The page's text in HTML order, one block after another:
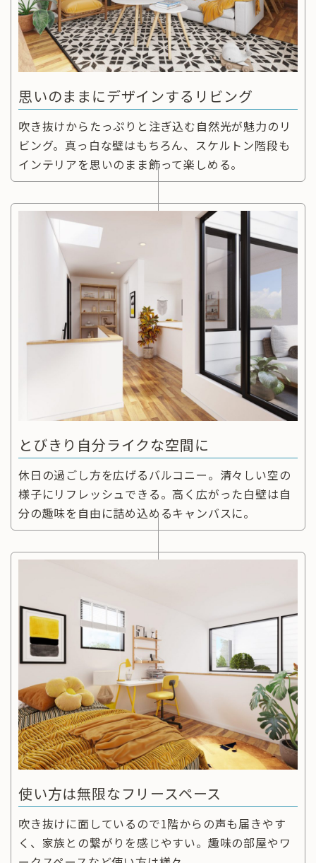
思いのままにデザインするリビング
吹き抜けからたっぷりと注ぎ込む自然光が魅力のリ
ビング。真っ白な壁はもちろん、スケルトン階段も
インテリアを思いのまま飾って楽しめる。
とびきり自分ライクな空間に
休日の過ごし方を広げるバルコニー。清々しい空の
様子にリフレッシュできる。高く広がった白壁は自
分の趣味を自由に詰め込めるキャンバスに。
使い方は無限なフリースペース
吹き抜けに面しているので1階からの声も届きやす
く、家族との繋がりを感じやすい。趣味の部屋やワ